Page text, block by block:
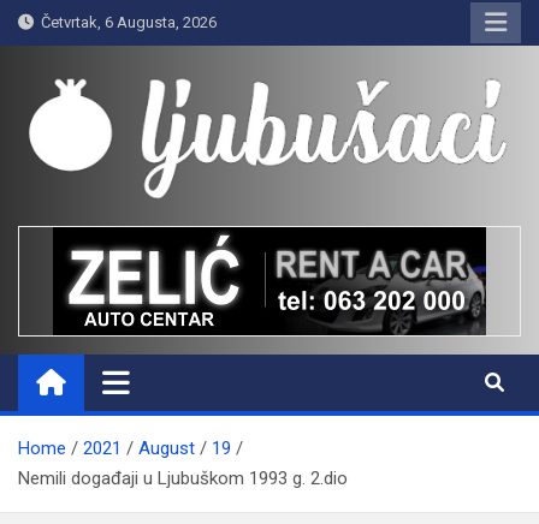
Skip
to
content
Četvrtak, 6 Augusta, 2026
Ljubušaci
Svom voljenom gradu
Home 2021 August
19
Nemili događaji u Ljubuškom 1993 g. 2.dio